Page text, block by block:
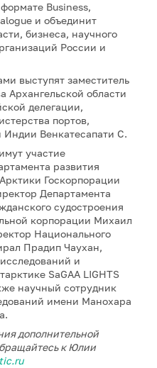
Business,
и объединит
бизнеса, научного
России и
выступят заместитель
Архангельской области
делегации,
портов,
Индии Венкатесапати С.
участие
развития
Госкорпорации
Департамента
судостроения
корпорации Михаил
Национального
Прадип Чаухан,
и
SaGAA LIGHTS
научный сотрудник
имени Манохара
дополнительной
к Юлии